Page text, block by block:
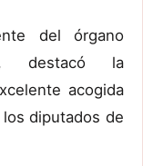
del órgano
destacó la
acogida
diputados de